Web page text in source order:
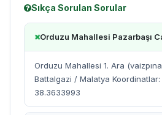
Sıkça Sorulan Sorular
Orduzu Mahallesi Pazarbaşı
Orduzu Mahallesi 1. Ara
Battalgazi / Malatya
38.3633993